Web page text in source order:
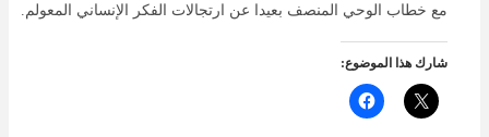
مع خطاب الوحي المنصف بعيدا عن ارتجالات الفكر الإنساني المعولم.
شارك هذا الموضوع: